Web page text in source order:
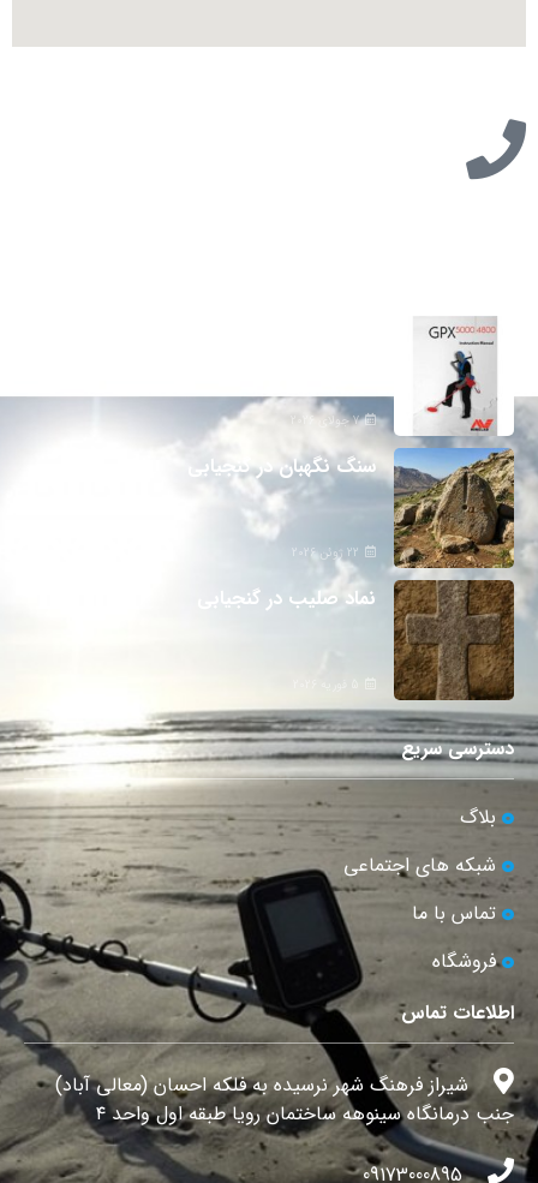
7 جولای 2026
سنگ نگهبان در گنجیابی
22 ژوئن 2026
نماد صلیب در گنجیابی
دسترسی سریع
بلاگ
شبکه های اجتماعی
تماس با ما
فروشگاه
اطلاعات تماس
شیراز فرهنگ شهر نرسیده به فلکه احسان (معالی آباد)
جنب درمانگاه سینوهه ساختمان رویا طبقه اول واحد ۴
09173000895